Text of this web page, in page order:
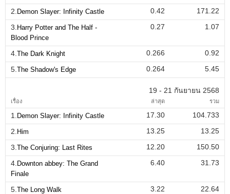
2. Demon Slayer: Infinity Castle 0.42
171.22
3. Harry Potter and The Half -
Blood Prince
0.27 1.07
4. The Dark Knight 0.266
0.92
5. The Shadow's Edge 0.264 5.45
19 - 21 กันยายน 2568
เรื่อง ล่าสุด รวม
1. Demon Slayer: Infinity Castle 17.30
104.733
2. Him 13.25
13.25
3. The Conjuring: Last Rites 12.20
150.50
4. Downton abbey: The Grand
Finale
6.40 31.73
5. The Long Walk 3.22 22.64